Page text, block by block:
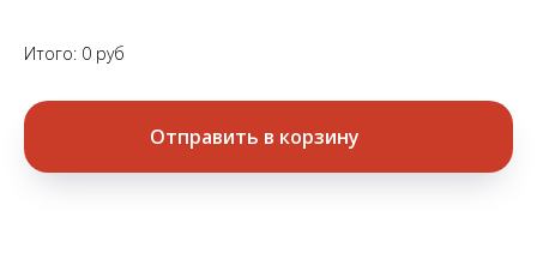
Итого: 0 руб
Отправить в корзину